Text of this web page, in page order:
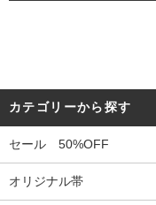
カテゴリーから探す
セール 50%OFF
オリジナル帯